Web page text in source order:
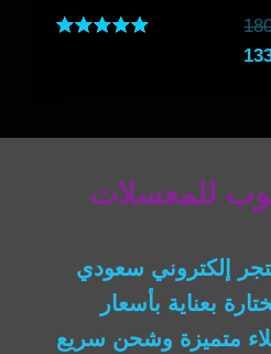
السعر
الأصلي
السعر
ر.س133.00.
للمعسلات
إلكتروني سعودي
بعناية بأسعار
متميزة وشحن سريع